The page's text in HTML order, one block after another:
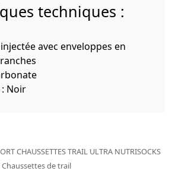
techniques :
avec enveloppes en
Noir
CHAUSSETTES TRAIL ULTRA NUTRISOCKS
Chaussettes de trail